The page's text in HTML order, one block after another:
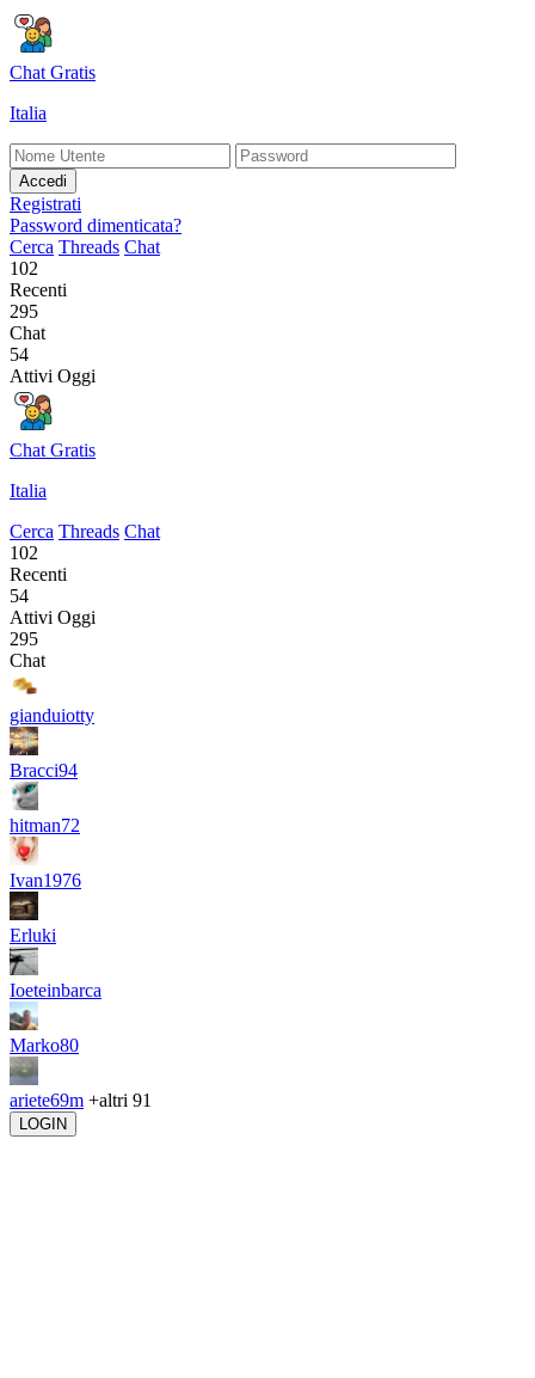
Chat Gratis
Italia
Accedi
Registrati
Password dimenticata?
Cerca Threads Chat
102
Recenti
295
Chat
54
Attivi Oggi
Chat Gratis
Italia
Cerca Threads Chat
102
Recenti
54
Attivi Oggi
295
Chat
gianduiotty
Bracci94
hitman72
Ivan1976
Erluki
Ioeteinbarca
Marko80
ariete69m +altri 91
LOGIN